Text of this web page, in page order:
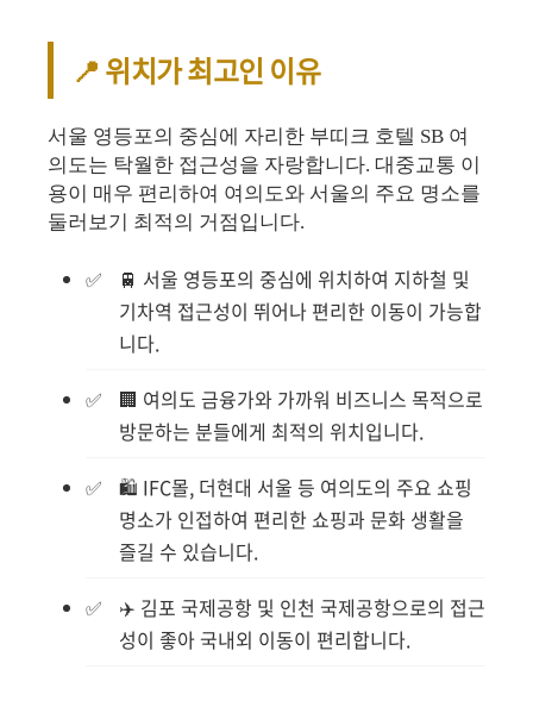
📍 위치가 최고인 이유
서울 영등포의 중심에 자리한 부띠크 호텔 SB 여
의도는 탁월한 접근성을 자랑합니다. 대중교통 이
용이 매우 편리하여 여의도와 서울의 주요 명소를
둘러보기 최적의 거점입니다.
🚆 서울 영등포의 중심에 위치하여 지하철 및
기차역 접근성이 뛰어나 편리한 이동이 가능합
니다.
🏢 여의도 금융가와 가까워 비즈니스 목적으로
방문하는 분들에게 최적의 위치입니다.
🛍️ IFC몰, 더현대 서울 등 여의도의 주요 쇼핑
명소가 인접하여 편리한 쇼핑과 문화 생활을
즐길 수 있습니다.
✈️ 김포 국제공항 및 인천 국제공항으로의 접근
성이 좋아 국내외 이동이 편리합니다.